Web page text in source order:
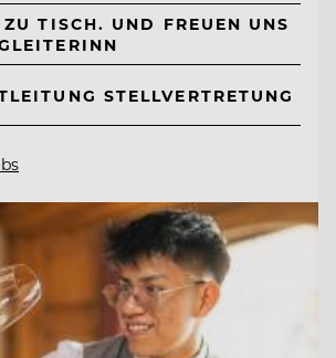
TISCH. UND FREUEN UNS
STELLVERTRETUNG